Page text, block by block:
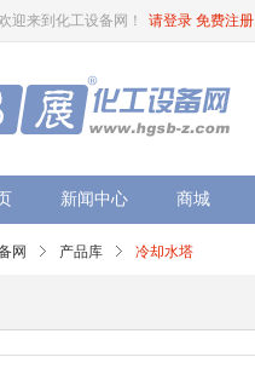
迎来到化工设备网！ 请登录 免费注册
新闻中心 商城
网 产品库 冷却水塔